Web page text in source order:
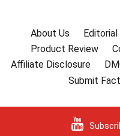
About Us
Product Review
Affiliate Disclosure
Submit